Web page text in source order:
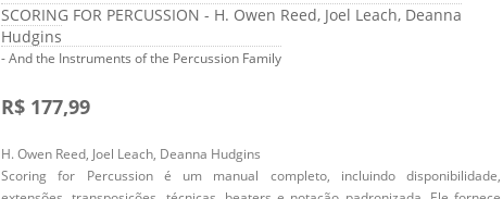
SCORING FOR PERCUSSION - H. Owen Reed, Joel Leach, Deanna
Hudgins
- And the Instruments of the Percussion Family
R$ 177,99
H. Owen Reed, Joel Leach, Deanna Hudgins
Scoring for Percussion é um manual completo, incluindo disponibilidade,